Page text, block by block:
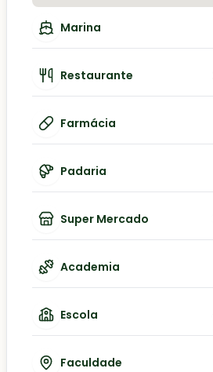
Marina
Restaurante
Farmácia
Padaria
Super Mercado
Academia
Escola
Faculdade